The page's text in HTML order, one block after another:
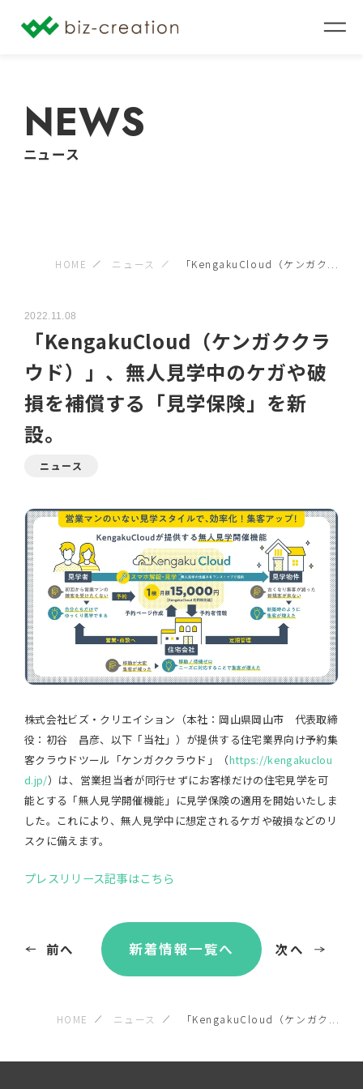
NEWS
ニュース
HOME ニュース 「KengakuCloud（ケンガク...
2022.11.08
「KengakuCloud（ケンガククラ
ウド）」、無人見学中のケガや破
損を補償する「見学保険」を新
設。
ニュース
株式会社ビズ・クリエイション（本社：岡山県岡山市 代表取締
役：初谷 昌彦、以下「当社」）が提供する住宅業界向け予約集
客クラウドツール「ケンガククラウド」（https://kengakuclou
d.jp/）は、営業担当者が同行せずにお客様だけの住宅見学を可
能とする「無人見学開催機能」に見学保険の適用を開始いたしま
した。これにより、無人見学中に想定されるケガや破損などのリ
スクに備えます。
プレスリリース記事はこちら
前へ 新着情報一覧へ 次へ
HOME ニュース 「KengakuCloud（ケンガク...